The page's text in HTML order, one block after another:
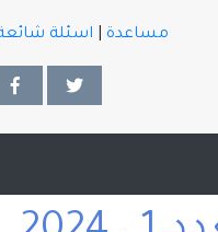
مساعدة اسئلة